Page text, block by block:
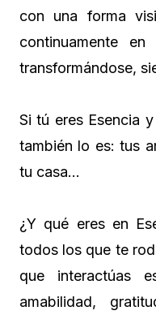
con una forma
continuamente
transformándose,
Si tú eres Esencia
también lo es: tus
tu casa…
¿Y qué eres en
todos los que te
que interactúas
amabilidad,